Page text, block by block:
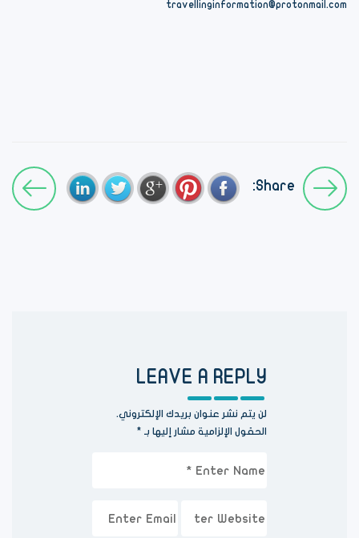
travellinginformation@protonmail.com
Share:
LEAVE A REPLY
لن يتم نشر عنوان بريدك الإلكتروني.
الحقول الإلزامية مشار إليها بـ *